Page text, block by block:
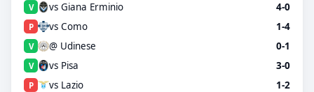
V vs Giana Erminio 4-0
P vs Como 1-4
V @ Udinese 0-1
V vs Pisa 3-0
P vs Lazio 1-2